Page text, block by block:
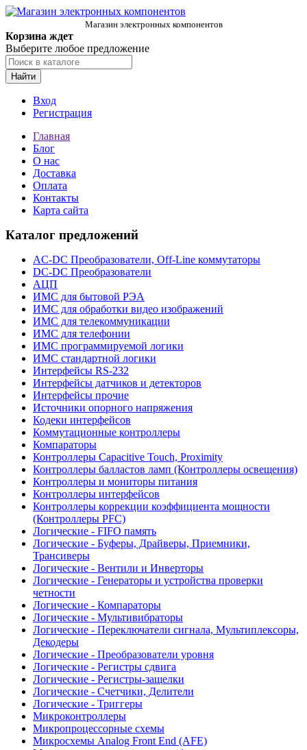
Магазин электронных компонентов
Корзина ждет
Выберите любое предложение
Найти
Вход
Регистрация
Главная
Блог
О нас
Доставка
Оплата
Контакты
Карта сайта
Каталог предложений
AC-DC Преобразователи, Off-Line коммутаторы
DC-DC Преобразователи
АЦП
ИМС для бытовой РЭА
ИМС для обработки видео изображений
ИМС для телекоммуникации
ИМС для телефонии
ИМС программируемой логики
ИМС стандартной логики
Интерфейсы RS-232
Интерфейсы датчиков и детекторов
Интерфейсы прочие
Источники опорного напряжения
Кодеки интерфейсов
Коммутационные контроллеры
Компараторы
Контроллеры Capacitive Touch, Proximity
Контроллеры балластов ламп (Контроллеры освещения)
Контроллеры и мониторы питания
Контроллеры интерфейсов
Контроллеры коррекции коэффициента мощности
(Контроллеры PFC)
Логические - FIFO память
Логические - Буферы, Драйверы, Приемники,
Трансиверы
Логические - Вентили и Инверторы
Логические - Генераторы и устройства проверки
четности
Логические - Компараторы
Логические - Мультивибраторы
Логические - Переключатели сигнала, Мультиплексоры,
Декодеры
Логические - Преобразователи уровня
Логические - Регистры сдвига
Логические - Регистры-защелки
Логические - Счетчики, Делители
Логические - Триггеры
Микроконтроллеры
Микропроцессорные схемы
Микросхемы Analog Front End (AFE)